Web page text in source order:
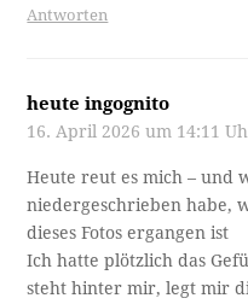
Antworten
heute ingognito
16. April 2026 um 14:11
Heute reut es mich – und
niedergeschrieben habe,
dieses Fotos ergangen ist
Ich hatte plötzlich das
steht hinter mir, legt mir